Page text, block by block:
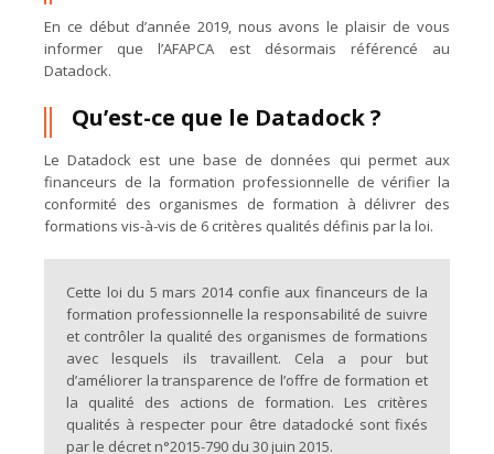
En ce début d’année 2019, nous avons le plaisir de vous
informer que l’AFAPCA est désormais référencé au
Datadock.
Qu’est-ce que le Datadock ?
Le Datadock est une base de données qui permet aux
financeurs de la formation professionnelle de vérifier la
conformité des organismes de formation à délivrer des
formations vis-à-vis de 6 critères qualités définis par la loi.
Cette loi du 5 mars 2014 confie aux financeurs de la
formation professionnelle la responsabilité de suivre
et contrôler la qualité des organismes de formations
avec lesquels ils travaillent. Cela a pour but
d’améliorer la transparence de l’offre de formation et
la qualité des actions de formation. Les critères
qualités à respecter pour être datadocké sont fixés
par le décret n°2015-790 du 30 juin 2015.